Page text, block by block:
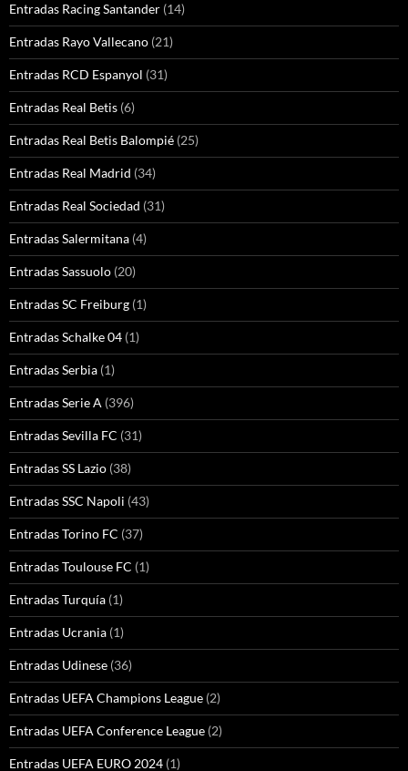
Entradas Racing Santander (14)
Entradas Rayo Vallecano (21)
Entradas RCD Espanyol (31)
Entradas Real Betis (6)
Entradas Real Betis Balompié (25)
Entradas Real Madrid (34)
Entradas Real Sociedad (31)
Entradas Salermitana (4)
Entradas Sassuolo (20)
Entradas SC Freiburg (1)
Entradas Schalke 04 (1)
Entradas Serbia (1)
Entradas Serie A (396)
Entradas Sevilla FC (31)
Entradas SS Lazio (38)
Entradas SSC Napoli (43)
Entradas Torino FC (37)
Entradas Toulouse FC (1)
Entradas Turquía (1)
Entradas Ucrania (1)
Entradas Udinese (36)
Entradas UEFA Champions League (2)
Entradas UEFA Conference League (2)
Entradas UEFA EURO 2024 (1)